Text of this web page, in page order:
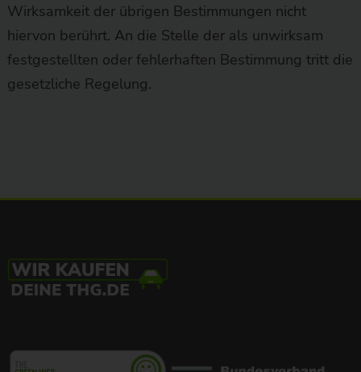
Wirksamkeit der übrigen Bestimmungen nicht
hiervon berührt. An die Stelle der als unwirksam
festgestellten oder fehlerhaften Bestimmung tritt die
gesetzliche Regelung.